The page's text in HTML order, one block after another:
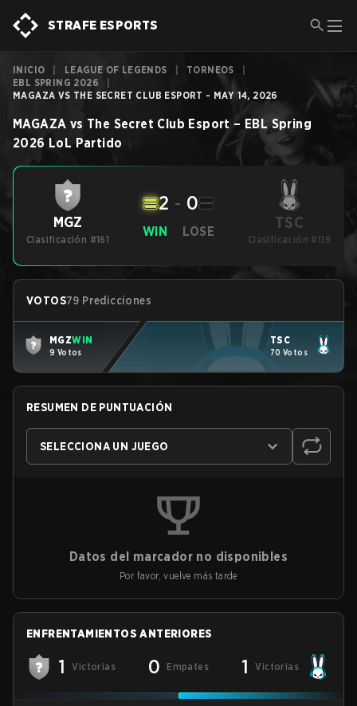
STRAFE ESPORTS
INICIO LEAGUE OF LEGENDS TORNEOS
EBL SPRING 2026
MAGAZA VS THE SECRET CLUB ESPORT - MAY 14, 2026
MAGAZA vs The Secret Club Esport – EBL Spring
2026 LoL Partido
MGZ
Clasificación #161
WIN
2 - 0
LOSE TSC
Clasificación #119
VOTOS79 Predicciones
MGZWIN
9 Votos
TSC
70 Votos
RESUMEN DE PUNTUACIÓN
SELECCIONA UN JUEGO
Datos del marcador no disponibles
Por favor, vuelve más tarde
ENFRENTAMIENTOS ANTERIORES
1 Victorias 0 Empates 1 Victorias